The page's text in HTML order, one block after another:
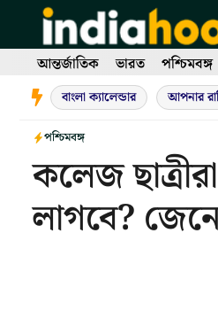
contentআন্তর্জাতিক ভারত পশ্চিমবঙ্গ
বাংলা ক্যালেন্ডার আপনার
পশ্চিমবঙ্গ
কলেজ
লাগবে?